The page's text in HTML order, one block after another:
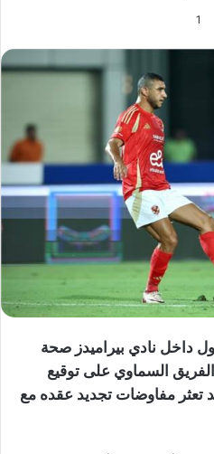
1
داخل نادي بيراميدز صحة
السماوي على توقيع
تعثر مفاوضات تجديد عقده مع